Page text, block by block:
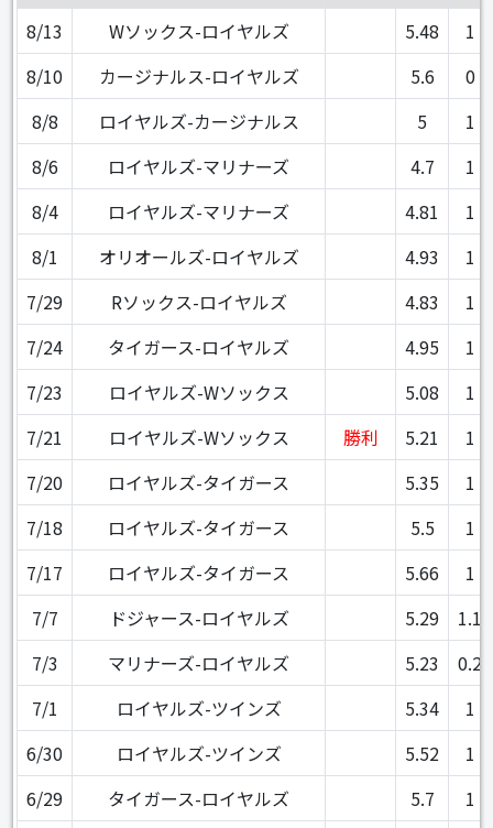
8/13
Wソックス-ロイヤルズ 5.48
1
8/10
カージナルス-ロイヤルズ 5.6
0
8/8
ロイヤルズ-カージナルス 5
1
8/6
ロイヤルズ-マリナーズ 4.7
1
8/4
ロイヤルズ-マリナーズ 4.81
1
8/1
オリオールズ-ロイヤルズ 4.93
1
7/29
Rソックス-ロイヤルズ 4.83
1
7/24
タイガース-ロイヤルズ 4.95
1
7/23
ロイヤルズ-Wソックス 5.08
1
7/21
ロイヤルズ-Wソックス 勝利 5.21
1
7/20
ロイヤルズ-タイガース 5.35
1
7/18
ロイヤルズ-タイガース 5.5
1
7/17
ロイヤルズ-タイガース 5.66
1
7/7
ドジャース-ロイヤルズ 5.29
1.1
7/3
マリナーズ-ロイヤルズ 5.23
0.2
7/1
ロイヤルズ-ツインズ 5.34
1
6/30
ロイヤルズ-ツインズ 5.52
1
6/29
タイガース-ロイヤルズ 5.7
1